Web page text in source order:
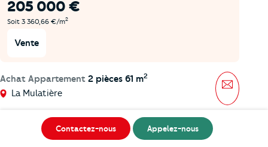
205 000 €
Soit 3 360,66 €/m2
Vente
Achat Appartement 2 pièces 61 m2
La Mulatière
Message
Contactez-nous Appelez-nous